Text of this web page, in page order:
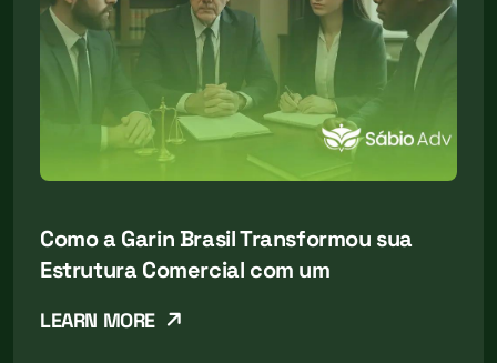
Como a Garin Brasil Transformou sua
Estrutura Comercial com um
LEARN MORE